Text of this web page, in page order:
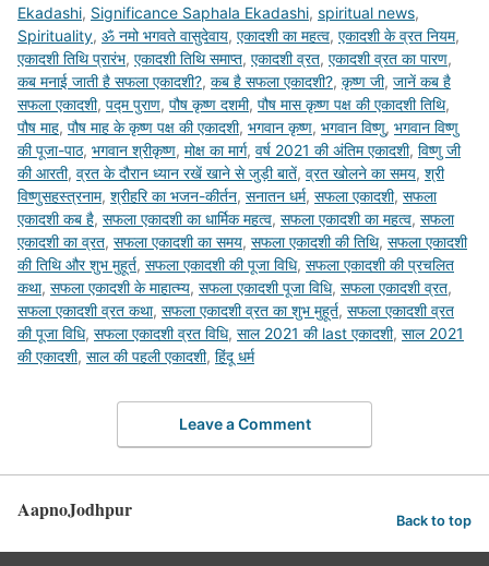
Ekadashi, Significance Saphala Ekadashi, spiritual news,
Spirituality, ॐ नमो भगवते वासुदेवाय, एकादशी का महत्व, एकादशी के व्रत नियम,
एकादशी तिथि प्रारंभ, एकादशी तिथि समाप्‍त, एकादशी व्रत, एकादशी व्रत का पारण,
कब मनाई जाती है सफला एकादशी?, कब है सफला एकादशी?, कृष्ण जी, जानें कब है
सफला एकादशी, पद्म पुराण, पौष कृष्ण दशमी, पौष मास कृष्ण पक्ष की एकादशी तिथि,
पौष माह, पौष माह के कृष्ण पक्ष की एकादशी, भगवान कृष्ण, भगवान विष्णु, भगवान विष्णु
की पूजा-पाठ, भगवान श्रीकृष्ण, मोक्ष का मार्ग, वर्ष 2021 की अंतिम एकादशी, विष्‍णु जी
की आरती, व्रत के दौरान ध्यान रखें खाने से जुड़ी बातें, व्रत खोलने का समय, श्री
विष्णुसहस्त्रनाम, श्रीहरि का भजन-कीर्तन, सनातन धर्म, सफला एकादशी, सफला
एकादशी कब है, सफला एकादशी का धार्मिक महत्व, सफला एकादशी का महत्‍व, सफला
एकादशी का व्रत, सफला एकादशी का समय, सफला एकादशी की तिथि, सफला एकादशी
की तिथि और शुभ मुहूर्त, सफला एकादशी की पूजा विधि, सफला एकादशी की प्रचलित
कथा, सफला एकादशी के माहात्म्य, सफला एकादशी पूजा विधि, सफला एकादशी व्रत,
सफला एकादशी व्रत कथा, सफला एकादशी व्रत का शुभ मुहूर्त, सफला एकादशी व्रत
की पूजा विधि, सफला एकादशी व्रत विधि, साल 2021 की last एकादशी, साल 2021
की एकादशी, साल की पहली एकादशी, हिंदू धर्म
Leave a Comment
AapnoJodhpur Back to top